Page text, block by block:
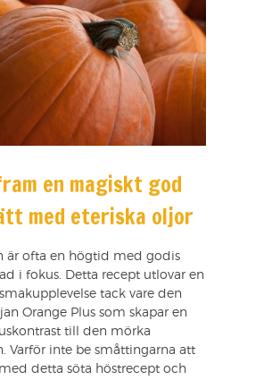
en magiskt god
med eteriska oljor
är ofta en högtid med godis
i fokus. Detta recept utlovar en
tack vare den
Orange Plus som skapar en
till den mörka
Varför inte be småttingarna att
detta söta höstrecept och